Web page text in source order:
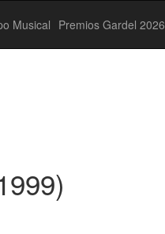
Musical Premios Gardel 2026